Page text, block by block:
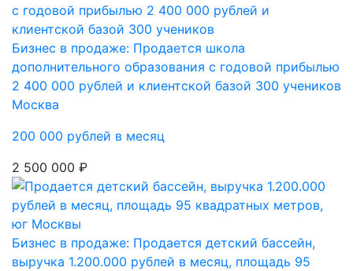
Бизнес в продаже: Продается школа
дополнительного образования с годовой прибылью
2 400 000 рублей и клиентской базой 300 учеников
Москва
200 000 рублей в месяц
2 500 000 ₽
Бизнес в продаже: Продается детский бассейн,
выручка 1.200.000 рублей в месяц, площадь 95